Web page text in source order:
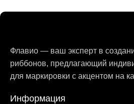
Флавио — ваш эксперт в
риббонов, предлагающий
для маркировки с акцентом на
Информация